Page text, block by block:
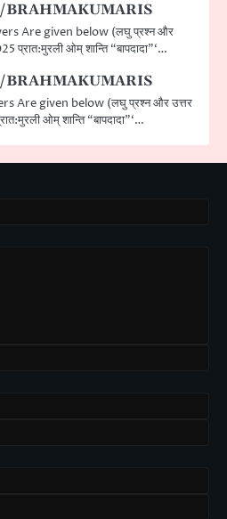
Are given below (लघु प्रश्न और
प्रात:मुरली ओम् शान्ति “बापदादा”‘…
Are given below (लघु प्रश्न और उत्तर
ओम् शान्ति “बापदादा”‘…